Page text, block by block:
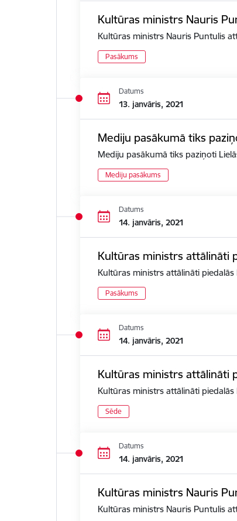
Kultūras ministrs Nauris
Kultūras ministrs Nauris Puntulis
Pasākums
Datums
13. janvāris, 2021
Mediju pasākumā tiks
Mediju pasākumā tiks paziņoti
Mediju pasākums
Datums
14. janvāris, 2021
Kultūras ministrs attālināti
Kultūras ministrs attālināti
Pasākums
Datums
14. janvāris, 2021
Kultūras ministrs attālināti
Kultūras ministrs attālināti
Sēde
Datums
14. janvāris, 2021
Kultūras ministrs Nauris
Kultūras ministrs Nauris Puntulis